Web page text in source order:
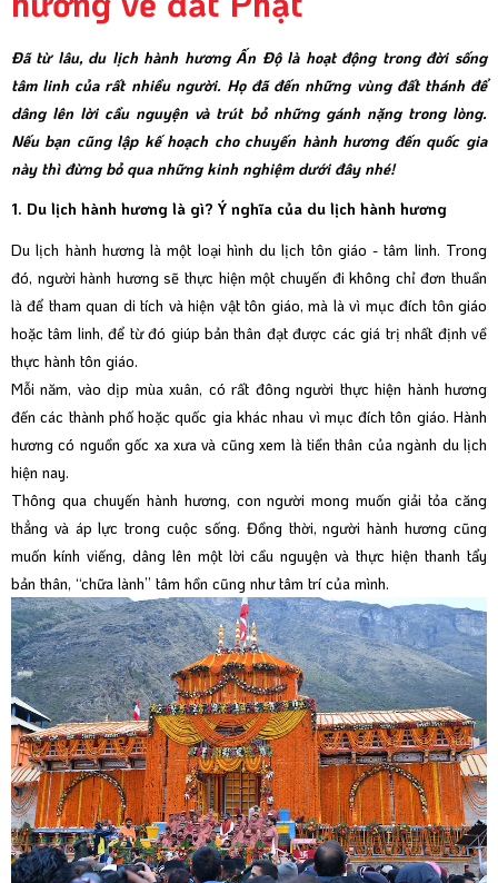
Đã từ lâu, du lịch hành hương Ấn Độ là hoạt động trong đời sống
tâm linh của rất nhiều người. Họ đã đến những vùng đất thánh để
dâng lên lời cầu nguyện và trút bỏ những gánh nặng trong lòng.
Nếu bạn cũng lập kế hoạch cho chuyến hành hương đến quốc gia
này thì đừng bỏ qua những kinh nghiệm dưới đây nhé!
1. Du lịch hành hương là gì? Ý nghĩa của du lịch hành hương
Du lịch hành hương là một loại hình du lịch tôn giáo - tâm linh. Trong
đó, người hành hương sẽ thực hiện một chuyến đi không chỉ đơn thuần
là để tham quan di tích và hiện vật tôn giáo, mà là vì mục đích tôn giáo
hoặc tâm linh, để từ đó giúp bản thân đạt được các giá trị nhất định về
thực hành tôn giáo.
Mỗi năm, vào dịp mùa xuân, có rất đông người thực hiện hành hương
đến các thành phố hoặc quốc gia khác nhau vì mục đích tôn giáo. Hành
hương có nguồn gốc xa xưa và cũng xem là tiền thân của ngành du lịch
hiện nay.
Thông qua chuyến hành hương, con người mong muốn giải tỏa căng
thẳng và áp lực trong cuộc sống. Đồng thời, người hành hương cũng
muốn kính viếng, dâng lên một lời cầu nguyện và thực hiện thanh tẩy
bản thân, “chữa lành” tâm hồn cũng như tâm trí của mình.